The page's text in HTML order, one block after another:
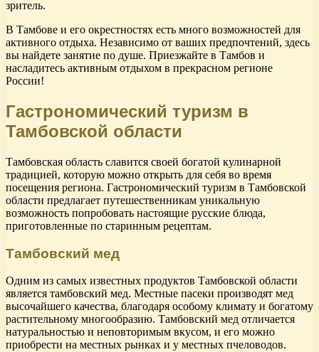
зритель.
В Тамбове и его окрестностях есть много возможностей для
активного отдыха. Независимо от ваших предпочтений, здесь
вы найдете занятие по душе. Приезжайте в Тамбов и
насладитесь активным отдыхом в прекрасном регионе
России!
Гастрономический туризм в
Тамбовской области
Тамбовская область славится своей богатой кулинарной
традицией, которую можно открыть для себя во время
посещения региона. Гастрономический туризм в Тамбовской
области предлагает путешественникам уникальную
возможность попробовать настоящие русские блюда,
приготовленные по старинным рецептам.
Тамбовский мед
Одним из самых известных продуктов Тамбовской области
является тамбовский мед. Местные пасеки производят мед
высочайшего качества, благодаря особому климату и богатому
растительному многообразию. Тамбовский мед отличается
натуральностью и неповторимым вкусом, и его можно
приобрести на местных рынках и у местных пчеловодов.